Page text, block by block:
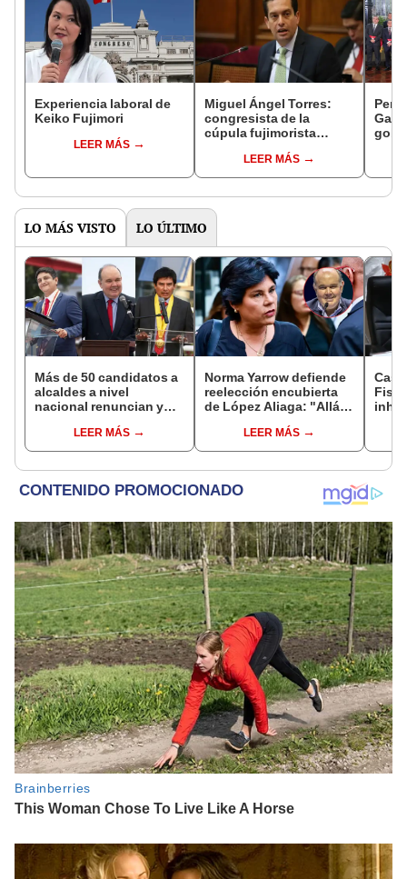
Experiencia laboral de
Keiko Fujimori
LEER MÁS
Miguel Ángel Torres:
congresista de la
cúpula fujimorista
del SenadoLEER MÁS
LO MÁS VISTO LO ÚLTIMO
Más de 50 candidatos a
alcaldes a nivel
nacional renuncian y
encubiertaLEER MÁS
Norma Yarrow defiende
reelección encubierta
de López Aliaga: "Allá el
sacar la vuelta"
LEER MÁS